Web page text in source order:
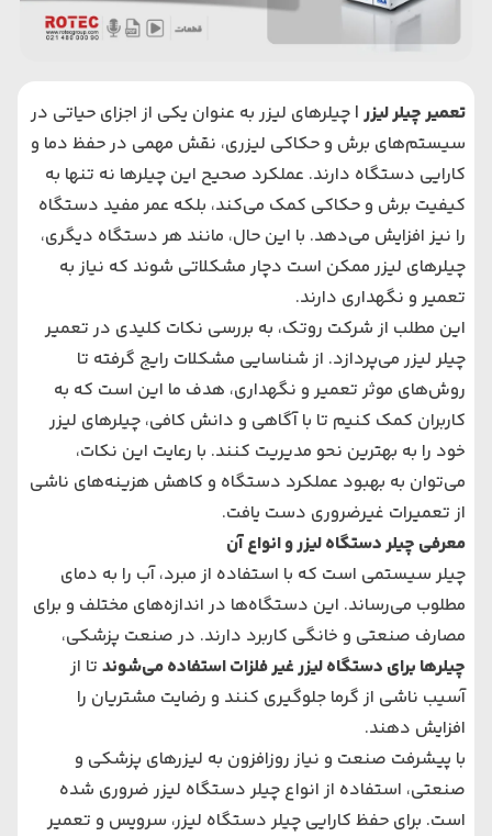
تعمیر چیلر لیزر | چیلرهای لیزر به عنوان یکی از اجزای حیاتی در
سیستم‌های برش و حکاکی لیزری، نقش مهمی در حفظ دما و
کارایی دستگاه دارند. عملکرد صحیح این چیلرها نه تنها به
کیفیت برش و حکاکی کمک می‌کند، بلکه عمر مفید دستگاه
را نیز افزایش می‌دهد. با این حال، مانند هر دستگاه دیگری،
چیلرهای لیزر ممکن است دچار مشکلاتی شوند که نیاز به
تعمیر و نگهداری دارند.
این مطلب از شرکت روتک، به بررسی نکات کلیدی در تعمیر
چیلر لیزر می‌پردازد. از شناسایی مشکلات رایج گرفته تا
روش‌های موثر تعمیر و نگهداری، هدف ما این است که به
کاربران کمک کنیم تا با آگاهی و دانش کافی، چیلرهای لیزر
خود را به بهترین نحو مدیریت کنند. با رعایت این نکات،
می‌توان به بهبود عملکرد دستگاه و کاهش هزینه‌های ناشی
از تعمیرات غیرضروری دست یافت.
معرفی چیلر دستگاه لیزر و انواع آن
چیلر سیستمی است که با استفاده از مبرد، آب را به دمای
مطلوب می‌رساند. این دستگاه‌ها در اندازه‌های مختلف و برای
مصارف صنعتی و خانگی کاربرد دارند. در صنعت پزشکی،
چیلرها برای دستگاه‌ لیزر غیر فلزاتاستفاده می‌شوند تا از
آسیب ناشی از گرما جلوگیری کنند و رضایت مشتریان را
افزایش دهند.
با پیشرفت صنعت و نیاز روزافزون به لیزرهای پزشکی و
صنعتی، استفاده ازانواع چیلر دستگاه لیزرضروری شده
است. برای حفظ کارایی چیلر دستگاه لیزر، سرویس و تعمیر